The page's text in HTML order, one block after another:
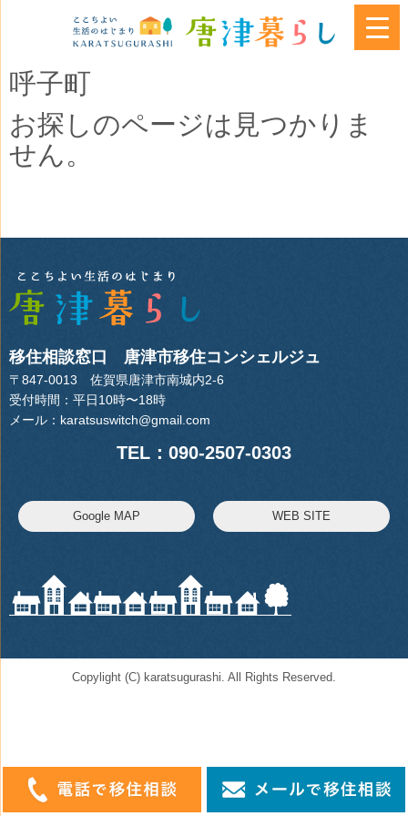
呼子町
お探しのページは見つかりま
せん。
移住相談窓口 唐津市移住コンシェルジュ
〒847-0013 佐賀県唐津市南城内2-6
受付時間：平日10時〜18時
メール： karatsuswitch@gmail.com
TEL：090-2507-0303
Google MAP WEB SITE
Copylight (C) karatsugurashi. All Rights Reserved.